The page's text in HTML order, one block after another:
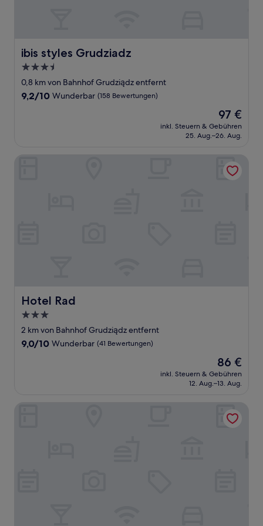
ibis styles Grudziadz
ibis styles Grudziadz
3.5-
Sterne-
Unterkunft
0,8 km von Bahnhof Grudziądz entfernt
9.2
9,2/10 Wunderbar (158 Bewertungen)
Der
Preis
beträgt
97 €
inkl. Steuern & Gebühren
25. Aug.–26. Aug.
Hotel Rad
Hotel Rad
3.0-
Sterne-
Unterkunft
2 km von Bahnhof Grudziądz entfernt
9.0
9,0/10 Wunderbar (41 Bewertungen)
Der
Preis
beträgt
86 €
inkl. Steuern & Gebühren
12. Aug.–13. Aug.